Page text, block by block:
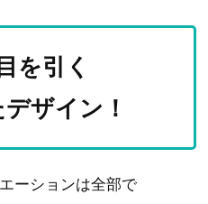
を引く
ザイン！
ーションは全部で